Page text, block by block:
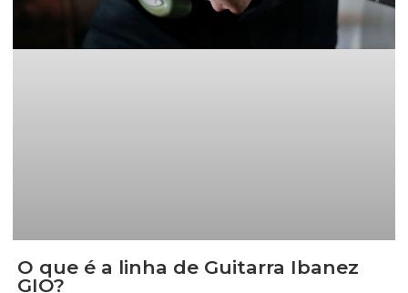
O que é a linha de Guitarra Ibanez
GIO?